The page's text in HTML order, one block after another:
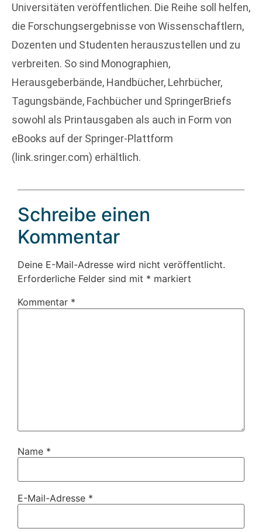
Universitäten veröffentlichen. Die Reihe soll helfen,
die Forschungsergebnisse von Wissenschaftlern,
Dozenten und Studenten herauszustellen und zu
verbreiten. So sind Monographien,
Herausgeberbände, Handbücher, Lehrbücher,
Tagungsbände, Fachbücher und SpringerBriefs
sowohl als Printausgaben als auch in Form von
eBooks auf der Springer-Plattform
(link.sringer.com) erhältlich.
Schreibe einen
Kommentar
Deine E-Mail-Adresse wird nicht veröffentlicht.
Erforderliche Felder sind mit * markiert
Kommentar *
Name *
E-Mail-Adresse *